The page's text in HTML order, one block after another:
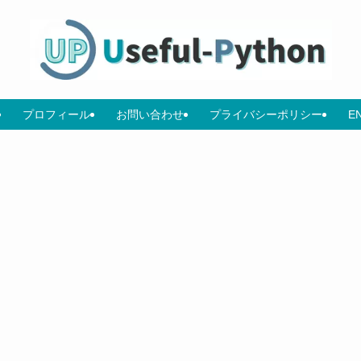
プロフィール お問い合わせ プライバシーポリシー